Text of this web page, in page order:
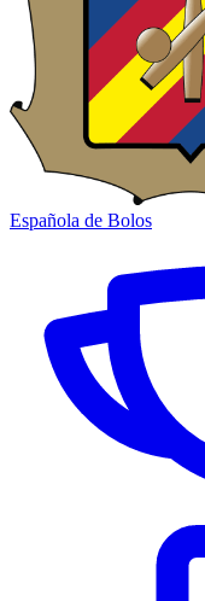
Española de Bolos